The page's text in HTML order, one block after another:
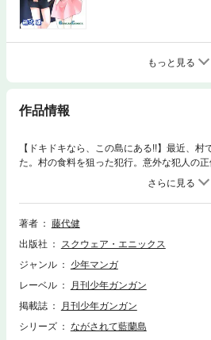
もっと見る
作品情報
【ドキドキなら、この島にある!!】最近、
た。村の食料を狙った犯行。意外な犯人の正
著者
藤代健
出版社
スクウェア・エニックス
ジャンル
少年マンガ
レーベル
月刊少年ガンガン
掲載誌
月刊少年ガンガン
シリーズ
ながされて藍蘭島